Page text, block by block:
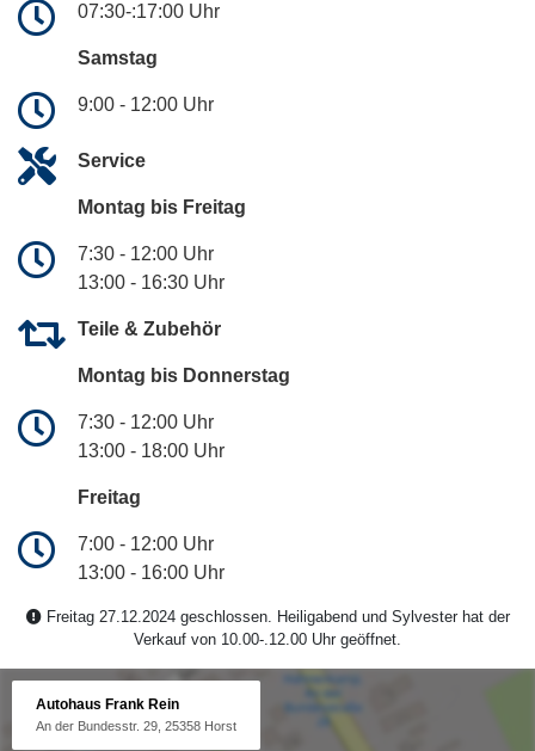
07:30-:17:00 Uhr
Samstag
9:00 - 12:00 Uhr
Service
Montag bis Freitag
7:30 - 12:00 Uhr
13:00 - 16:30 Uhr
Teile & Zubehör
Montag bis Donnerstag
7:30 - 12:00 Uhr
13:00 - 18:00 Uhr
Freitag
7:00 - 12:00 Uhr
13:00 - 16:00 Uhr
Freitag 27.12.2024 geschlossen. Heiligabend und Sylvester hat der
Verkauf von 10.00-.12.00 Uhr geöffnet.
Autohaus Frank Rein
An der Bundesstr. 29, 25358 Horst